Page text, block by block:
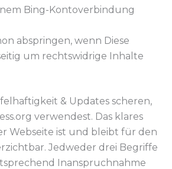
Bing-Kontoverbindung
abspringen, wenn Diese
um rechtswidrige Inhalte
& Updates scheren,
verwendest. Das klares
Webseite ist und bleibt für den
Jedweder drei Begriffe
Inanspruchnahme